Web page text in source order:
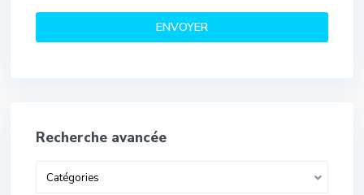
Recherche avancée
Catégories